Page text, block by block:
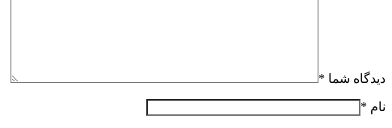
دیدگاه شما *
نام *